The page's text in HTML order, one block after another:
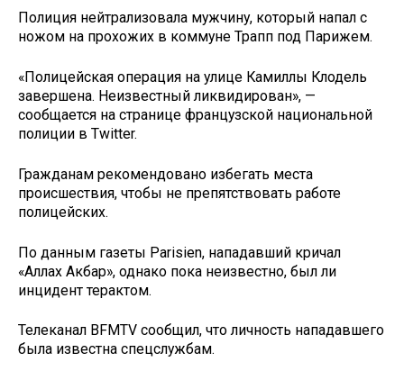
Полиция нейтрализовала мужчину, который напал с
ножом на прохожих в коммуне Трапп под Парижем.
«Полицейская операция на улице Камиллы Клодель
завершена. Неизвестный ликвидирован», —
сообщается на странице французской национальной
полиции в Twitter.
Гражданам рекомендовано избегать места
происшествия, чтобы не препятствовать работе
полицейских.
По данным газеты Parisien, нападавший кричал
«Аллах Акбар», однако пока неизвестно, был ли
инцидент терактом.
Телеканал BFMTV сообщил, что личность нападавшего
была известна спецслужбам.